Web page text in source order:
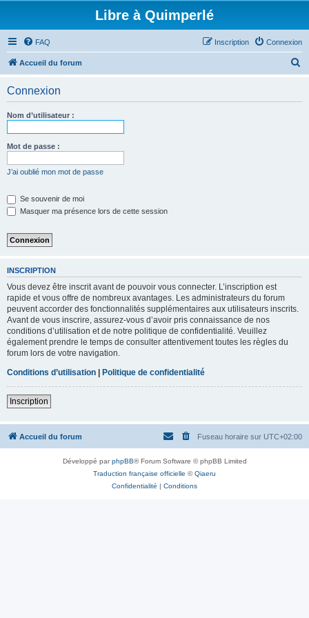
Libre à Quimperlé
FAQ Connexion
Inscription
Accueil du forum
Connexion
Nom d’utilisateur :
Mot de passe :
J’ai oublié mon mot de passe
Se souvenir de moi
Masquer ma présence lors de cette session
INSCRIPTION
Vous devez être inscrit avant de pouvoir vous connecter. L’inscription est
rapide et vous offre de nombreux avantages. Les administrateurs du forum
peuvent accorder des fonctionnalités supplémentaires aux utilisateurs inscrits.
Avant de vous inscrire, assurez-vous d’avoir pris connaissance de nos
conditions d’utilisation et de notre politique de confidentialité. Veuillez
également prendre le temps de consulter attentivement toutes les règles du
forum lors de votre navigation.
Conditions d’utilisation | Politique de confidentialité
Inscription
Accueil du forum Fuseau horaire sur UTC+02:00
Développé parphpBB® Forum Software © phpBB Limited
Traduction française officielle ©Qiaeru
Confidentialité | Conditions